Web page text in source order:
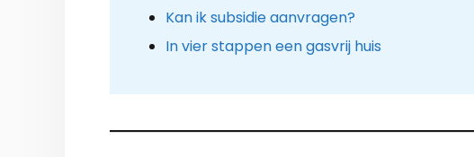
Kan ik subsidie aanvragen?
In vier stappen een gasvrij huis